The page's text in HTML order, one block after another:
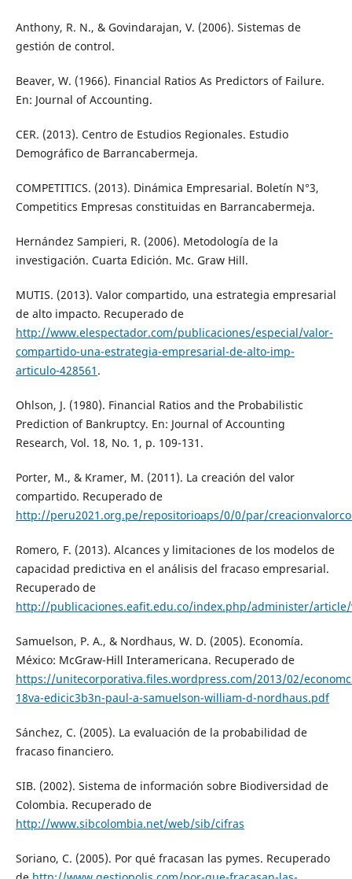
Anthony, R. N., & Govindarajan, V. (2006). Sistemas de
gestión de control.
Beaver, W. (1966). Financial Ratios As Predictors of Failure.
En: Journal of Accounting.
CER. (2013). Centro de Estudios Regionales. Estudio
Demográfico de Barrancabermeja.
COMPETITICS. (2013). Dinámica Empresarial. Boletín N°3,
Competitics Empresas constituidas en Barrancabermeja.
Hernández Sampieri, R. (2006). Metodología de la
investigación. Cuarta Edición. Mc. Graw Hill.
MUTIS. (2013). Valor compartido, una estrategia empresarial
de alto impacto. Recuperado de
http://www.elespectador.com/publicaciones/especial/valor-
compartido-una-estrategia-empresarial-de-alto-imp-
articulo-428561 .
Ohlson, J. (1980). Financial Ratios and the Probabilistic
Prediction of Bankruptcy. En: Journal of Accounting
Research, Vol. 18, No. 1, p. 109-131.
Porter, M., & Kramer, M. (2011). La creación del valor
compartido. Recuperado de
http://peru2021.org.pe/repositorioaps/0/0/par/
Romero, F. (2013). Alcances y limitaciones de los modelos de
capacidad predictiva en el análisis del fracaso empresarial.
Recuperado de
http://publicaciones.eafit.edu.co/index.php/administer/
Samuelson, P. A., & Nordhaus, W. D. (2005). Economía.
México: McGraw-Hill Interamericana. Recuperado de
https://unitecorporativa.files.wordpress.com/2013/02/
18va-edicic3b3n-paul-a-samuelson-william-d-nordhaus.pdf
Sánchez, C. (2005). La evaluación de la probabilidad de
fracaso financiero.
SIB. (2002). Sistema de información sobre Biodiversidad de
Colombia. Recuperado de
http://www.sibcolombia.net/web/sib/cifras
Soriano, C. (2005). Por qué fracasan las pymes. Recuperado